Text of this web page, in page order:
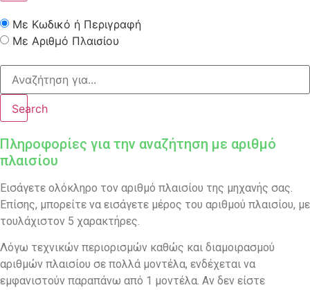
Με Κωδικό ή Περιγραφή
Με Αριθμό Πλαισίου
Search
Πληροφορίες για την αναζήτηση με αριθμό
πλαισίου
Εισάγετε ολόκληρο τον αριθμό πλαισίου της μηχανής σας.
Επίσης, μπορείτε να εισάγετε μέρος του αριθμού πλαισίου, με
τουλάχιστον 5 χαρακτήρες.
Λόγω τεχνικών περιορισμών καθώς και διαμοιρασμού
αριθμών πλαισίου σε πολλά μοντέλα, ενδέχεται να
εμφανιστούν παραπάνω από 1 μοντέλα. Αν δεν είστε